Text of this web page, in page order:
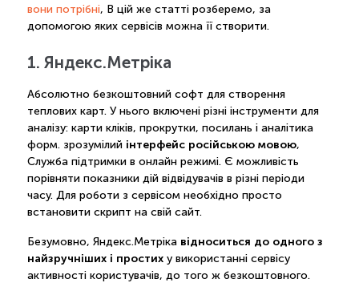
вони потрібні, В цій же статті розберемо, за
допомогою яких сервісів можна її створити.
1. Яндекс.Метріка
Абсолютно безкоштовний софт для створення
теплових карт. У нього включені різні інструменти для
аналізу: карти кліків, прокрутки, посилань і аналітика
форм. зрозумілий інтерфейс російською мовою,
Служба підтримки в онлайн режимі. Є можливість
порівняти показники дій відвідувачів в різні періоди
часу. Для роботи з сервісом необхідно просто
встановити скрипт на свій сайт.
Безумовно, Яндекс.Метріка відноситься до одного з
найзручніших і простиху використанні сервісу
активності користувачів, до того ж безкоштовного.